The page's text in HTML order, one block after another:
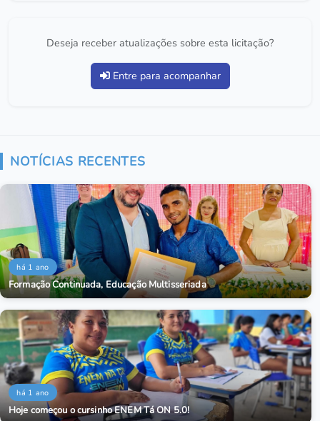
Deseja receber atualizações sobre esta licitação?
Entre para acompanhar
NOTÍCIAS RECENTES
há 1 ano
Formação Continuada, Educação Multisseriada
há 1 ano
Hoje começou o cursinho ENEM Tá ON 5.0!